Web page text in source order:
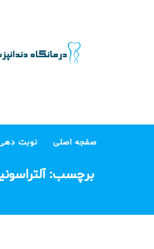
صفجه اصلی نوبت
برچسب: